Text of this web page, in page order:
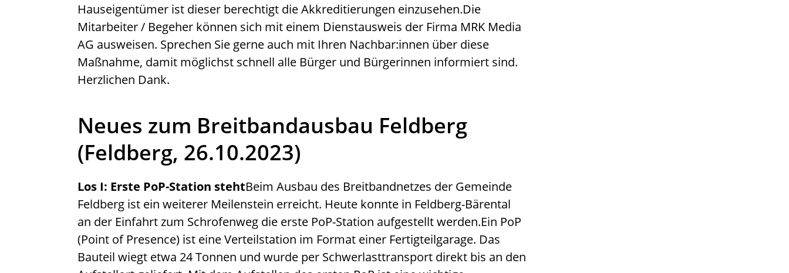
Hauseigentümer ist dieser berechtigt die Akkreditierungen einzusehen.Die
Mitarbeiter / Begeher können sich mit einem Dienstausweis der Firma MRK Media
AG ausweisen. Sprechen Sie gerne auch mit Ihren Nachbar:innen über diese
Maßnahme, damit möglichst schnell alle Bürger und Bürgerinnen informiert sind.
Herzlichen Dank.
Neues zum Breitbandausbau Feldberg
(Feldberg, 26.10.2023)
Los I: Erste PoP-Station stehtBeim Ausbau des Breitbandnetzes der Gemeinde
Feldberg ist ein weiterer Meilenstein erreicht. Heute konnte in Feldberg-Bärental
an der Einfahrt zum Schrofenweg die erste PoP-Station aufgestellt werden.Ein PoP
(Point of Presence) ist eine Verteilstation im Format einer Fertigteilgarage. Das
Bauteil wiegt etwa 24 Tonnen und wurde per Schwerlasttransport direkt bis an den